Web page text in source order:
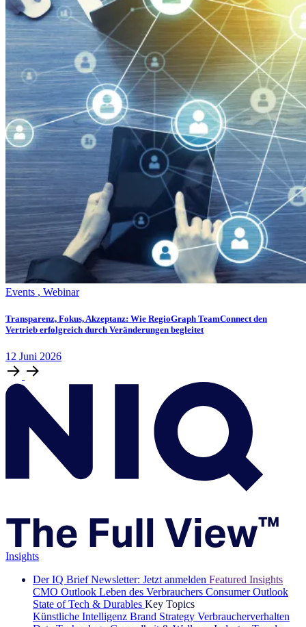
Events , Webinar
Transparenz, Fokus, Akzeptanz: Wie RegioGraph TeamConnect den
Vertrieb erfolgreich durch Veränderungen begleitet
12 Juni 2026
Insights
Der IQ Brief Newsletter: Jetzt anmelden Featured Insights
CMO Outlook Leben des Verbrauchers Consumer Outlook
State of Tech & Durables Key Topics
Künstliche Intelligenz Brand Strategy Verbraucherverhalten